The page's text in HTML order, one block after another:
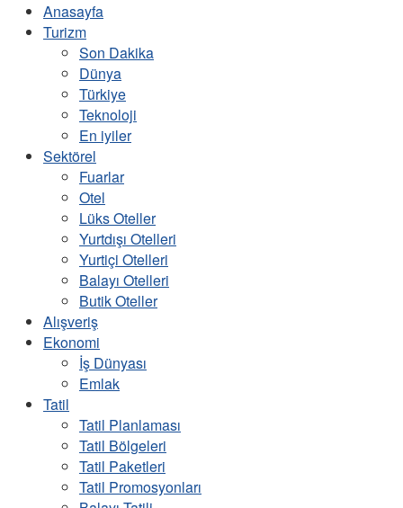
Anasayfa
Turizm
Son Dakika
Dünya
Türkiye
Teknoloji
En iyiler
Sektörel
Fuarlar
Otel
Lüks Oteller
Yurtdışı Otelleri
Yurtiçi Otelleri
Balayı Otelleri
Butik Oteller
Alışveriş
Ekonomi
İş Dünyası
Emlak
Tatil
Tatil Planlaması
Tatil Bölgeleri
Tatil Paketleri
Tatil Promosyonları